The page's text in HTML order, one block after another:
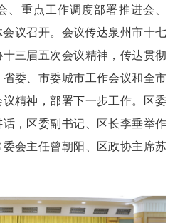
、重点工作调度部署推进会、
会议召开。会议传达泉州市十七
三届五次会议精神，传达贯彻
委、市委城市工作会议和全市
精神，部署下一步工作。区委
，区委副书记、区长李垂举作
会主任曾朝阳、区政协主席苏